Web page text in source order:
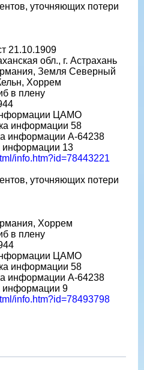
уточняющих потери
21.10.1909
обл., г. Астрахань
Земля Северный
Хоррем
в плену
ЦАМО
информации 58
информации A-64238
информации 13
info.htm?id=78443221
уточняющих потери
Хоррем
в плену
ЦАМО
информации 58
информации A-64238
информации 9
info.htm?id=78493798